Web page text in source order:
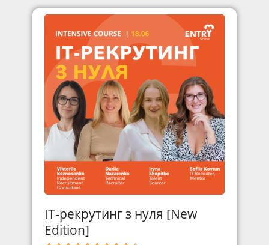
IT-рекрутинг з нуля [New
Edition]